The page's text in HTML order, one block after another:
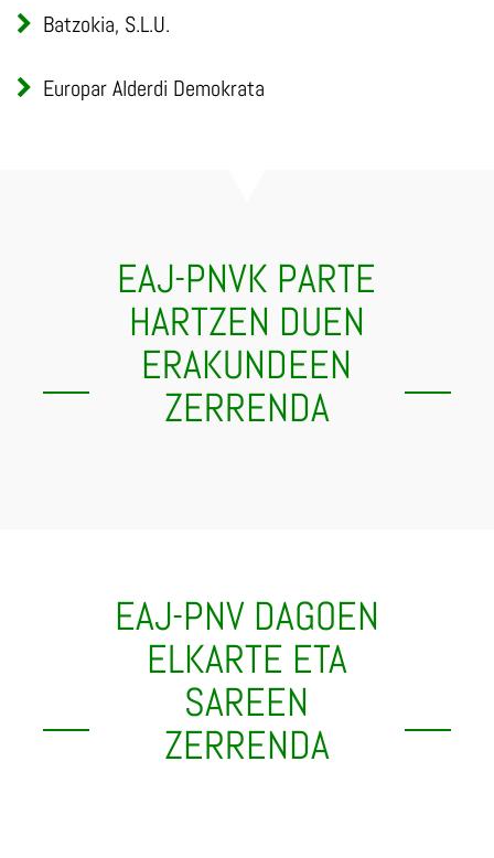
Batzokia, S.L.U.
Europar Alderdi Demokrata
EAJ-PNVK PARTE
HARTZEN DUEN
ERAKUNDEEN
ZERRENDA
EAJ-PNV DAGOEN
ELKARTE ETA
SAREEN
ZERRENDA